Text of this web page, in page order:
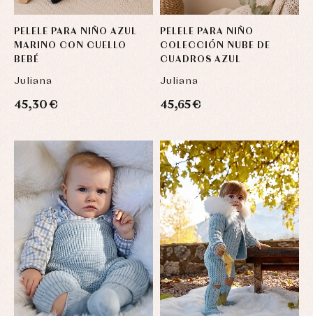
PELELE PARA NIÑO AZUL
MARINO CON CUELLO
BEBÉ
Juliana
45,30 €
PELELE PARA NIÑO
COLECCIÓN NUBE DE
CUADROS AZUL
Juliana
45,65 €